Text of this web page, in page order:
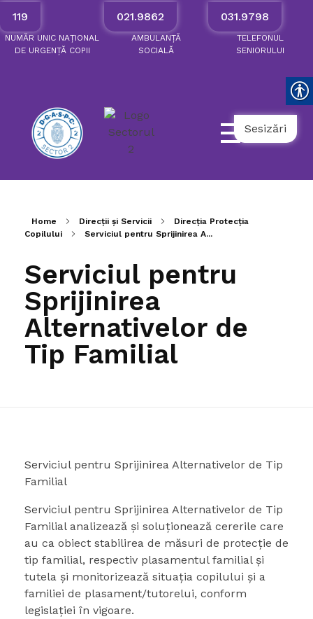
119
NUMĂR UNIC NAȚIONAL
DE URGENȚĂCOPII
021.9862
AMBULANȚĂ
SOCIALĂ
031.9798
TELEFONUL
SENIORULUI
Sesizări
Home Direcții și Servicii
Direcția Protecția
Copilului
Serviciul pentru Sprijinirea A...
Serviciul pentru
Sprijinirea
Alternativelor de
Tip Familial
Serviciul pentru Sprijinirea Alternativelor de Tip
Familial
Serviciul pentru Sprijinirea Alternativelor de Tip
Familial analizează şi soluţionează cererile care
au ca obiect stabilirea de măsuri de protecţie de
tip familial, respectiv plasamentul familial şi
tutela şi monitorizează situaţia copilului şi a
familiei de plasament/tutorelui, conform
legislaţiei în vigoare.